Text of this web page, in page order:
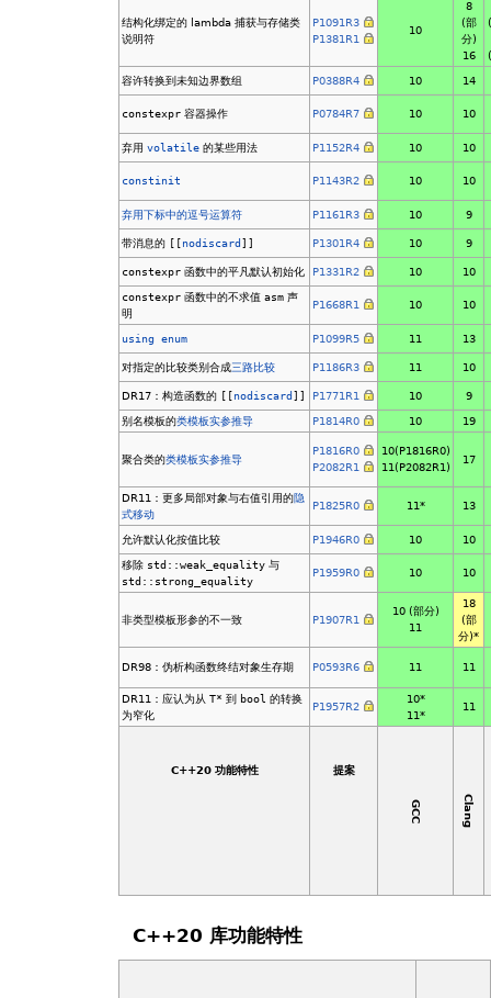
结构化绑定的 lambda 捕获与存储类
说明符
P1091R3
P1381R1
10
8
(部
分)
16
容许转换到未知边界数组
P0388R4 10 14
constexpr 容器操作 P0784R7 10 10
弃用volatile 的某些用法 P1152R4 10 10
constinit P1143R2 10 10
弃用下标中的逗号运算符 P1161R3 10 9
带消息的 [[nodiscard]] P1301R4 10 9
constexpr 函数中的平凡默认初始化 P1331R2 10
10
constexpr 函数中的不求值asm 声
明
P1668R1 10 10
using enum P1099R5 11 13
对指定的比较类别合成三路比较 P1186R3 11 10
DR17：构造函数的 [[nodiscard]] P1771R1 10
9
别名模板的类模板实参推导 P1814R0 10 19
聚合类的类模板实参推导
P1816R0
P2082R1
10(P1816R0)
11(P2082R1)
17
DR11：更多局部对象与右值引用的隐
式移动
P1825R0 11* 13
允许默认化按值比较 P1946R0 10
10
移除 std::weak_equality 与
std::strong_equality
P1959R0 10 10
非类型模板形参的不一致 P1907R1
10 (部分)
11
18
(部
分)*
DR98：伪析构函数终结对象生存期 P0593R6 11 11
DR11：应认为从T* 到 bool 的转换
为窄化
P1957R2
10*
11*
11
C++20 功能特性 提案
GCC Clang
C++20 库功能特性